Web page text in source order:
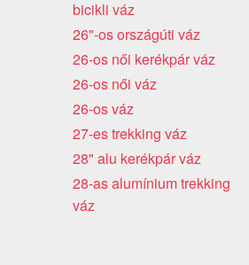
bicikli váz
26"-os országúti váz
26-os női kerékpár váz
26-os női váz
26-os váz
27-es trekking váz
28" alu kerékpár váz
28-as alumínium trekking
váz